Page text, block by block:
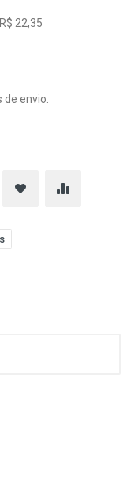
22,35
envio.